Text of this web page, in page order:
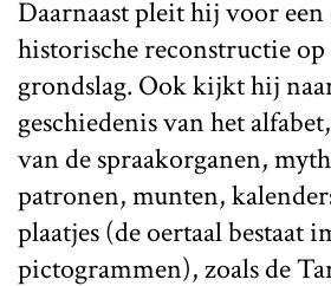
Daarnaast pleit hij voor
historische reconstructie op
grondslag. Ook kijkt hij
geschiedenis van het
van de spraakorganen,
patronen, munten,
plaatjes (de oertaal bestaat
pictogrammen), zoals de